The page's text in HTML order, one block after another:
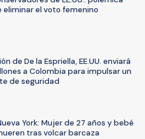
el voto femenino
de De la Espriella, EE.UU. enviará
a Colombia para impulsar un
de seguridad
York: Mujer de 27 años y bebé
tras volcar barcaza